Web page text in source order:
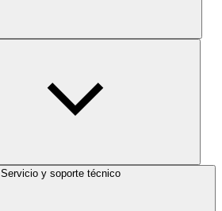
Servicio y soporte técnico